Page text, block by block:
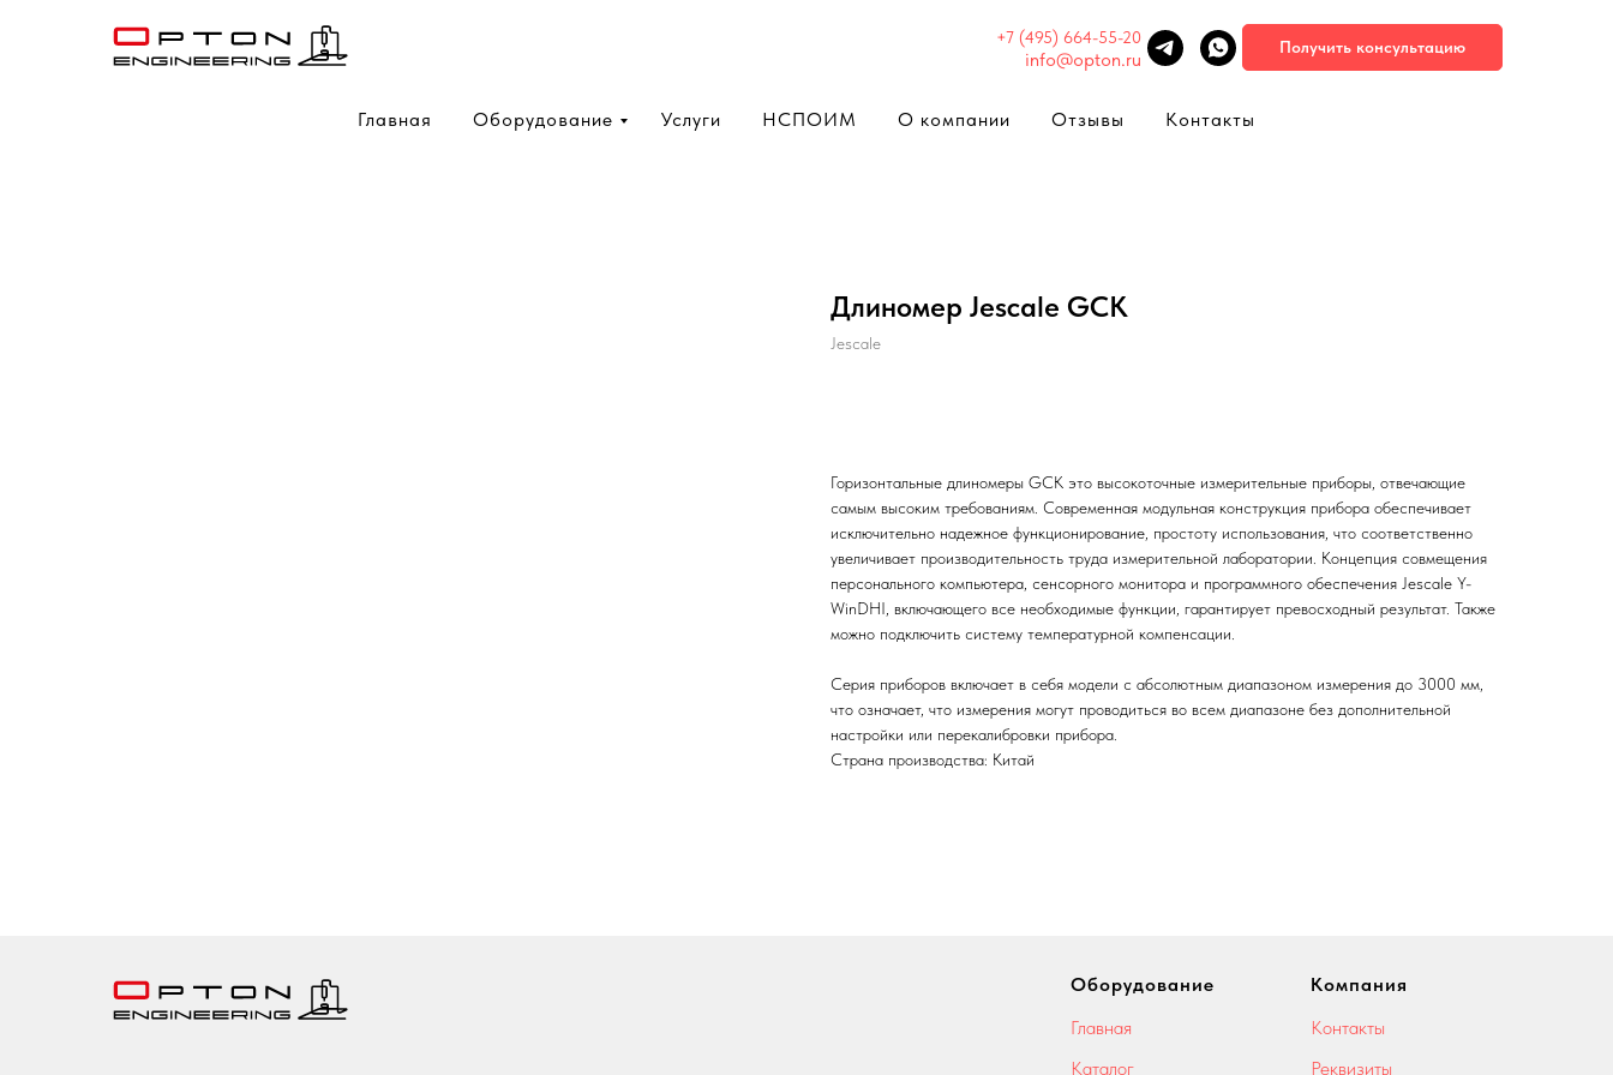
+7 (495) 664-55-20
info@opton.ru
Получить консультацию
Главная Оборудование Услуги НСПОИМ О компании Отзывы Контакты
Длиномер Jescale GCK
Jescale
Горизонтальные длиномеры GCK это высокоточные измерительные приборы, отвечающие
самым высоким требованиям. Современная модульная конструкция прибора обеспечивает
исключительно надежное функционирование, простоту использования, что соответственно
увеличивает производительность труда измерительной лаборатории. Концепция совмещения
персонального компьютера, сенсорного монитора и программного обеспечения Jescale Y-
WinDHI, включающего все необходимые функции, гарантирует превосходный результат. Также
можно подключить систему температурной компенсации.
Серия приборов включает в себя модели с абсолютным диапазоном измерения до 3000 мм,
что означает, что измерения могут проводиться во всем диапазоне без дополнительной
настройки или перекалибровки прибора.
Страна производства: Китай
Оборудование
Главная
Каталог
Компания
Контакты
Реквизиты